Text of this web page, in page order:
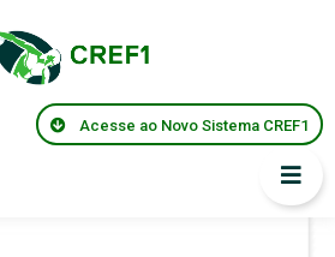
Acesse ao Novo Sistema CREF1